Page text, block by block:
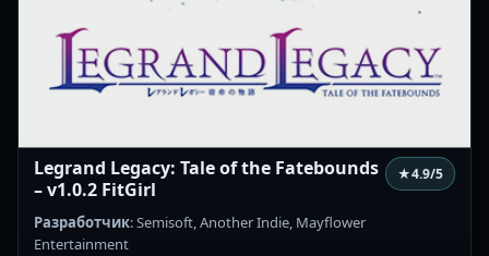
Legrand Legacy: Tale of the Fatebounds
– v1.0.2 FitGirl
★4.9/5
Разработчик: Semisoft, Another Indie, Mayflower
Entertainment